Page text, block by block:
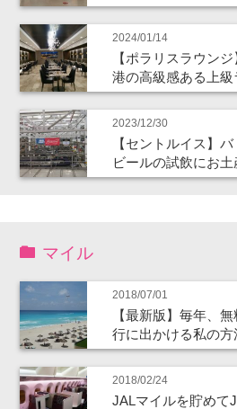
2024/01/14
【ポラリスラウン
港の高級感ある上
2023/12/30
【セントルイス】
ビールの試飲にお土
マイル
2018/07/01
【最新版】毎年、
行に出かける私の方
2018/02/24
JALマイルを貯めて